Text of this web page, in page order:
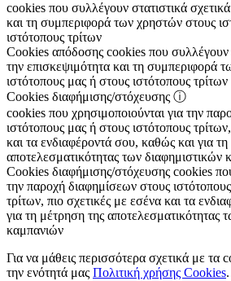
cookies που συλλέγουν στατιστικά
και τη συμπεριφορά των χρηστών στους
ιστότοπους τρίτων
Cookies απόδοσης cookies που συλλέγουν
την επισκεψιμότητα και τη συμπεριφορά
ιστότοπους μας ή στους ιστότοπους τρίτων
Cookies διαφήμισης/στόχευσης ⓘ
cookies που χρησιμοποιούνται για την
ιστότοπους μας ή στους ιστότοπους
και τα ενδιαφέροντά σου, καθώς και για
αποτελεσματικότητας των διαφημιστικών
Cookies διαφήμισης/στόχευσης cookies
την παροχή διαφημίσεων στους
τρίτων, πιο σχετικές με εσένα και τα
για τη μέτρηση της αποτελεσματικότητας
καμπανιών
Για να μάθεις περισσότερα σχετικά με τα
την ενότητά μας Πολιτική χρήσης Cookies.